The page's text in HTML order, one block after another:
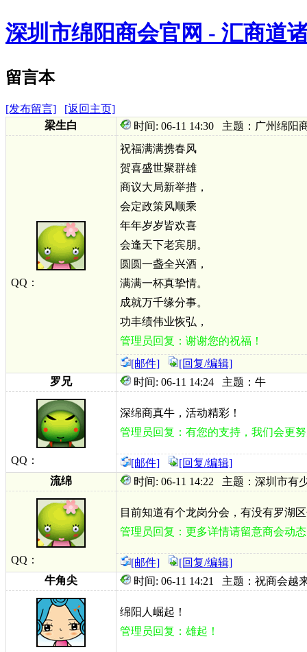
深圳市绵阳商会官网 - 汇商道
留言本
[发布留言]
[返回主页]
梁生白
时间: 06-11 14:30 主题：广州绵阳
QQ：
祝福满满携春风
贺喜盛世聚群雄
商议大局新举措，
会定政策风顺乘
年年岁岁皆欢喜
会逢天下老宾朋。
圆圆一盏全兴酒，
满满一杯真挚情。
成就万千缘分事。
功丰绩伟业恢弘，
管理员回复：谢谢您的祝福！
[邮件]
[回复/编辑]
罗兄
时间: 06-11 14:24 主题：牛
QQ：
深绵商真牛，活动精彩！
管理员回复：有您的支持，我们会更
[邮件]
[回复/编辑]
流绵
时间: 06-11 14:22 主题：深圳市有
QQ：
目前知道有个龙岗分会，有没有罗湖
管理员回复：更多详情请留意商会动
[邮件]
[回复/编辑]
牛角尖
时间: 06-11 14:21 主题：祝商会越
绵阳人崛起！
管理员回复：雄起！